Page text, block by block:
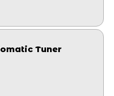
Tuner